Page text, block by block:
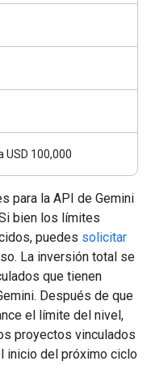
USD 100,000
para la API de Gemini
bien los límites
puedes solicitar
La inversión total se
que tienen
Después de que
el límite del nivel,
proyectos vinculados
inicio del próximo ciclo